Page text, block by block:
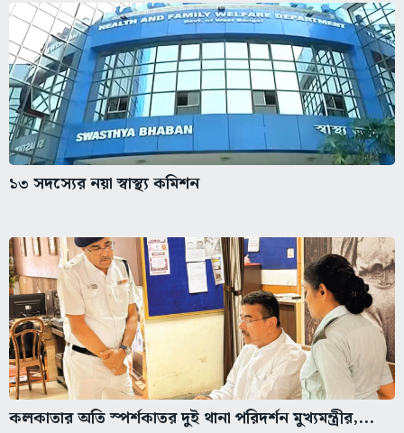
১৩ সদস্যের নয়া স্বাস্থ্য কমিশন
কলকাতার অতি স্পর্শকাতর দুই থানা পরিদর্শন মুখ্যমন্ত্রীর,...